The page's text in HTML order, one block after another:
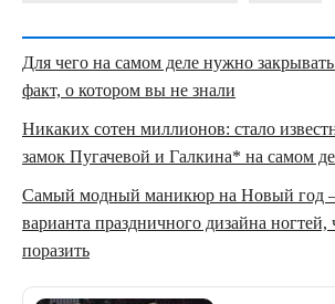
Для чего на самом деле нужно
факт, о котором вы не знали
Никаких сотен миллионов: стало
замок Пугачевой и Галкина* на самом
Самый модный маникюр на Новый год –
варианта праздничного дизайна ногтей,
поразить